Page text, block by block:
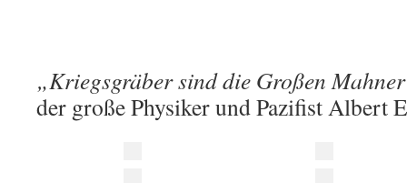
„Kriegsgräber sind die Großen
der große Physiker und Pazifist Albert